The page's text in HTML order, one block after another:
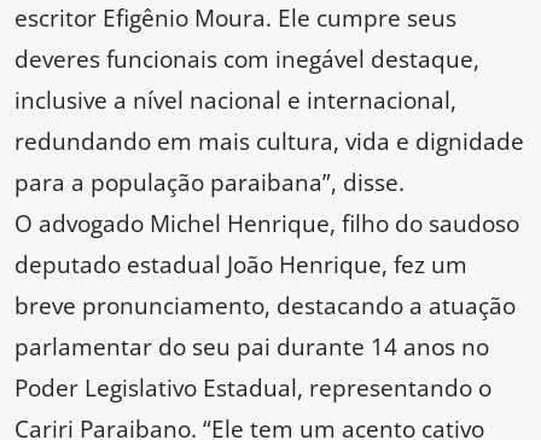
escritor Efigênio Moura. Ele cumpre seus
deveres funcionais com inegável destaque,
inclusive a nível nacional e internacional,
redundando em mais cultura, vida e dignidade
para a população paraibana”, disse.
O advogado Michel Henrique, filho do saudoso
deputado estadual João Henrique, fez um
breve pronunciamento, destacando a atuação
parlamentar do seu pai durante 14 anos no
Poder Legislativo Estadual, representando o
Cariri Paraibano. “Ele tem um acento cativo